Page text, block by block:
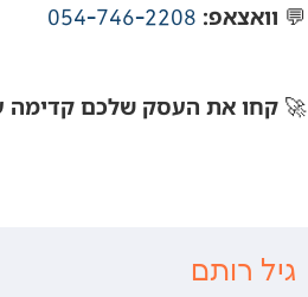
💬 וואצאפ: 054-746-2208
🚀 קחו את העסק שלכם קדימה
גיל רותם